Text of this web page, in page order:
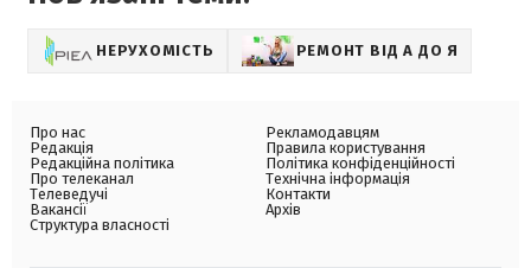
НЕРУХОМІСТЬ РЕМОНТ ВІД А ДО Я
Про нас
Редакція
Редакційна політика
Про телеканал
Телеведучі
Вакансії
Структура власності
Рекламодавцям
Правила користування
Політика конфіденційності
Технічна інформація
Контакти
Архів